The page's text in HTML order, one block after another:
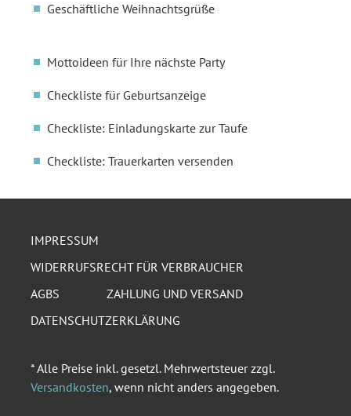
Geschäftliche Weihnachtsgrüße
Mottoideen für Ihre nächste Party
Checkliste für Geburtsanzeige
Checkliste: Einladungskarte zur Taufe
Checkliste: Trauerkarten versenden
IMPRESSUM
WIDERRUFSRECHT FÜR VERBRAUCHER
AGBS
ZAHLUNG UND VERSAND
DATENSCHUTZERKLÄRUNG
* Alle Preise inkl. gesetzl. Mehrwertsteuer zzgl.
Versandkosten, wenn nicht anders angegeben.